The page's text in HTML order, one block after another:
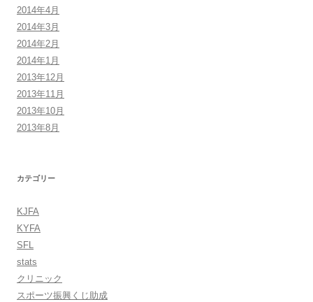
2014年4月
2014年3月
2014年2月
2014年1月
2013年12月
2013年11月
2013年10月
2013年8月
カテゴリー
KJFA
KYFA
SFL
stats
クリニック
スポーツ振興くじ助成